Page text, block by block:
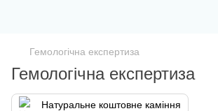
Гемологічна експертиза
Гемологічна експертиза
Натуральне коштовне каміння